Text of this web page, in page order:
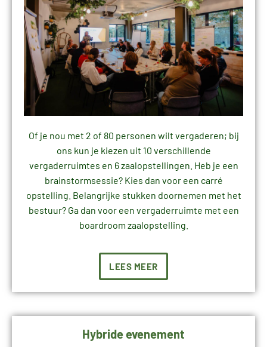
Of je nou met 2 of 80 personen wilt vergaderen; bij
ons kun je kiezen uit 10 verschillende
vergaderruimtes en 6 zaalopstellingen. Heb je een
brainstormsessie? Kies dan voor een carré
opstelling. Belangrijke stukken doornemen met het
bestuur? Ga dan voor een vergaderruimte met een
boardroom zaalopstelling.
LEES MEER
Hybride evenement